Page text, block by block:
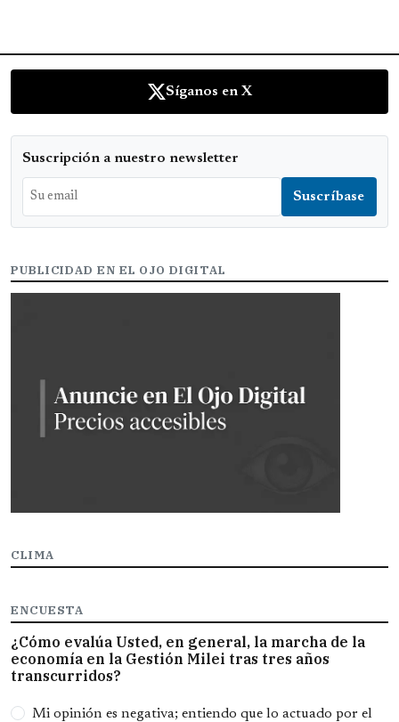
Síganos en X
Suscripción a nuestro newsletter
PUBLICIDAD EN EL OJO DIGITAL
CLIMA
ENCUESTA
¿Cómo evalúa Usted, en general, la marcha de la
economía en la Gestión Milei tras tres años
transcurridos?
Opciones
Mi opinión es negativa; entiendo que lo actuado por el